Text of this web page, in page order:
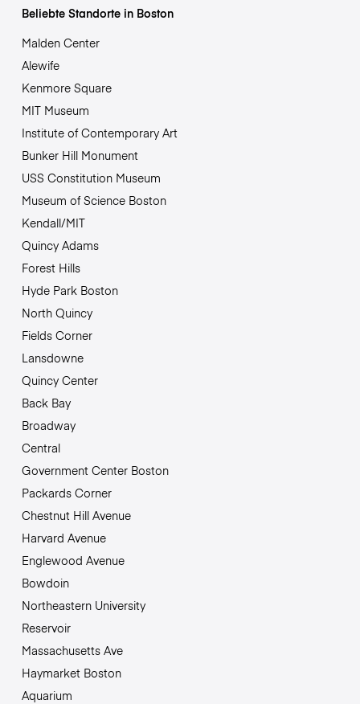
Beliebte Standorte in Boston
Malden Center
Alewife
Kenmore Square
MIT Museum
Institute of Contemporary Art
Bunker Hill Monument
USS Constitution Museum
Museum of Science Boston
Kendall/MIT
Quincy Adams
Forest Hills
Hyde Park Boston
North Quincy
Fields Corner
Lansdowne
Quincy Center
Back Bay
Broadway
Central
Government Center Boston
Packards Corner
Chestnut Hill Avenue
Harvard Avenue
Englewood Avenue
Bowdoin
Northeastern University
Reservoir
Massachusetts Ave
Haymarket Boston
Aquarium